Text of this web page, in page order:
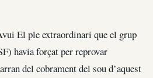
El ple extraordinari que el grup
havia forçat per reprovar
del cobrament del sou d’aquest